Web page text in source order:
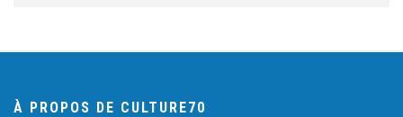
À PROPOS DE CULTURE70